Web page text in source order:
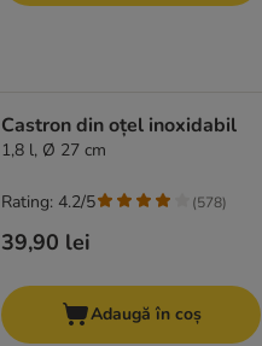
Castron din oțel inoxidabil
1,8 l, Ø 27 cm
39,90 lei
Rating: 4.2/5 (578)
Adaugă în coș